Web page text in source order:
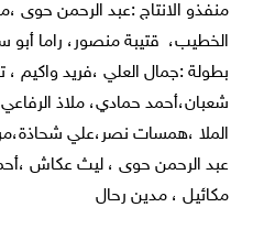
منفذو الانتاج :عبد الرحمن حوى
الخطيب، قتيبة منصور، راما أبو
بطولة :جمال العلي ،فريد واكيم ،
شعبان،أحمد حمادي، ملاذ الرفاعي،
الملا ،همسات نصر،علي شحاذة،مروان
عبد الرحمن حوى ، ليث عكاش ،أحمد
مكائيل ، مدين رحال